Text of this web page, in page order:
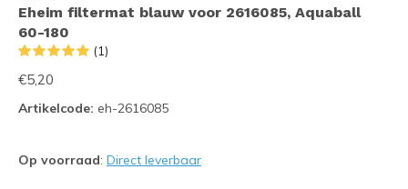
Eheim filtermat blauw voor 2616085, Aquaball
60-180
(1)
€5,20
Artikelcode: eh-2616085
Op voorraad: Direct leverbaar